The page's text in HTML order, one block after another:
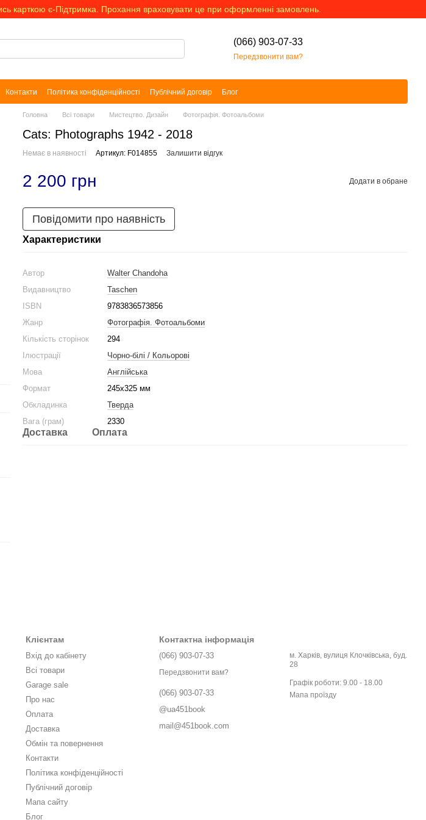
карткою є-Підтримка. Прохання враховувати це при оформленні замовлень.
(066) 903-07-33
Передзвонити вам?
Контакти Політика конфіденційності Публічний договір Блог
Головна Всі товари Мистецтво. Дизайн Фотографія. Фотоальбоми
Cats: Photographs 1942 - 2018
Немає в наявності Артикул: F014855 Залишити відгук
2 200 грн Додати в обране
Повідомити про наявність
Характеристики
Автор
Walter Chandoha
Видавництво
Taschen
ISBN
9783836573856
Жанр
Фотографія. Фотоальбоми
Кількість сторінок
294
Ілюстрації
Чорно-білі / Кольорові
Мова
Англійська
Формат
245x325 мм
Обкладинка
Тверда
Вага (грам)
2330
Доставка Оплата
Клієнтам
Вхід до кабінету
Всі товари
Garage sale
Про нас
Оплата
Доставка
Обмін та повернення
Контакти
Політика конфіденційності
Публічний договір
Мапа сайту
Блог
Контактна інформація
(066) 903-07-33
Передзвонити вам?
(066) 903-07-33
@ua451book
mail@451book.com
м. Харків, вулиця Клочківська, буд.
28
Графік роботи: 9.00 - 18.00
Мапа проїзду